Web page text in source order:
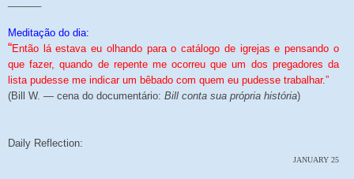
Meditação do dia:
“Então lá estava eu olhando para o catálogo de igrejas e pensando o
que fazer, quando de repente me ocorreu que um dos pregadores da
lista pudesse me indicar um bêbado com quem eu pudesse trabalhar.”
(Bill W. — cena do documentário: Bill conta sua própria história)
Daily Reflection:
JANUARY 25